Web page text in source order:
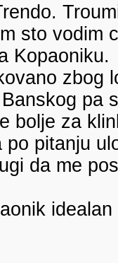
sto vodim
Kopaoniku.
zbog
pa
bolje za
pitanju
da me